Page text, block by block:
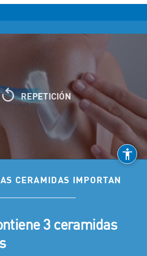
REPETICIÓN
CERAMIDAS IMPORTAN
se encuentran
en la piel
3 ceramidas